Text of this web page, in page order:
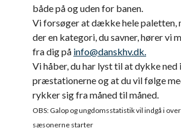
både på og uden for banen.
Vi forsøger at dække hele paletten,
der en kategori, du savner, hører vi
fra dig på info@danskhv.dk.
Vi håber, du har lyst til at dykke ned i
præstationerne og at du vil følge
rykker sig fra måned til måned.
OBS: Galop og ungdomsstatistik vil indgå i
sæsonerne starter